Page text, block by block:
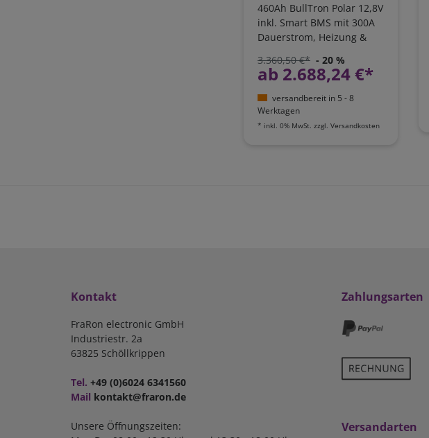
460Ah BullTron Polar 12,8V
inkl. Smart BMS mit 300A
Dauerstrom, Heizung &
LI460B300-12-P
3.360,50 €* - 20 %
ab 2.688,24 €*
versandbereit in 5 - 8
Werktagen
* inkl. 0% MwSt. zzgl. Versandkosten
Kontakt
FraRon electronic GmbH
Industriestr. 2a
63825 Schöllkrippen
Tel. +49 (0)6024 6341560
Mail kontakt@fraron.de
Unsere Öffnungszeiten:
Zahlungsarten
Versandarten